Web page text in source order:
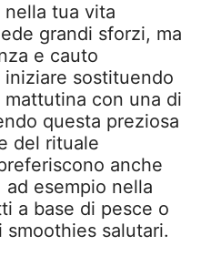
tua vita
grandi sforzi, ma
e cauto
sostituendo
con una di
questa preziosa
del rituale
anche
esempio nella
a base di pesce o
salutari.